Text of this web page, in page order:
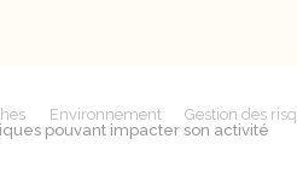
Environnement Gestion des
pouvant impacter son activité